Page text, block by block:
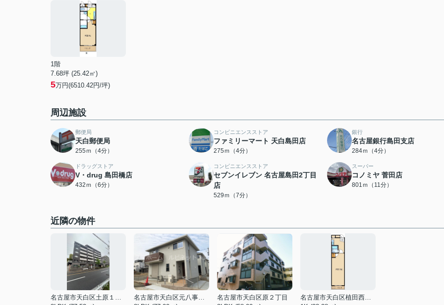
1階
7.68坪 (25.42㎡)
5万円(6510.42円/坪)
周辺施設
郵便局
天白郵便局
255ｍ（4分）
コンビニエンスストア
ファミリーマート 天白島田店
275ｍ（4分）
銀行
名古屋銀行島田支店
284ｍ（4分）
ドラッグストア
V・drug 島田橋店
432ｍ（6分）
コンビニエンスストア
セブンイレブン 名古屋島田2丁目
店
529ｍ（7分）
スーパー
コノミヤ 菅田店
801ｍ（11分）
近隣の物件
名古屋市天白区土原１丁目
名古屋市天白区元八事２丁目
名古屋市天白区原２丁目
名古屋市天白区植田西３丁目